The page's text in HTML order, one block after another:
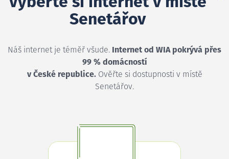
Senetářov
Náš internet je téměř všude. Internet od WIA pokrývá přes
99 % domácností
v České republice.Ověřte si dostupnosti v místě
Senetářov.